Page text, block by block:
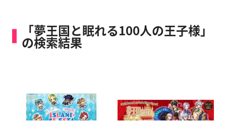
「夢王国と眠れる100人の王子様」
の検索結果